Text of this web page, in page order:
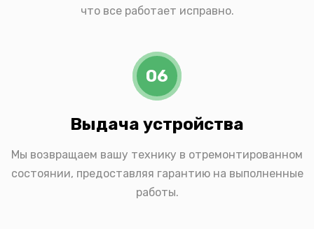
что все работает исправно.
06
Выдача устройства
Мы возвращаем вашу технику в отремонтированном
состоянии, предоставляя гарантию на выполненные
работы.